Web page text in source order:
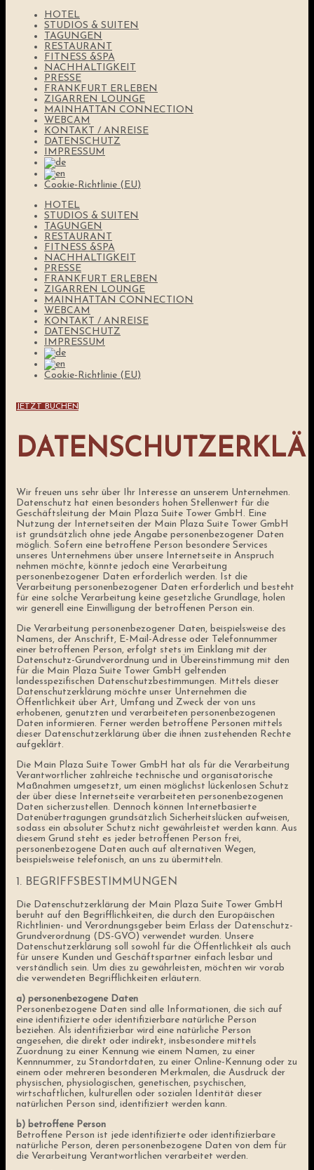
HOTEL
STUDIOS & SUITEN
TAGUNGEN
RESTAURANT
FITNESS &SPA
NACHHALTIGKEIT
PRESSE
FRANKFURT ERLEBEN
ZIGARREN LOUNGE
MAINHATTAN CONNECTION
WEBCAM
KONTAKT / ANREISE
DATENSCHUTZ
IMPRESSUM
Cookie-Richtlinie (EU)
HOTEL
STUDIOS & SUITEN
TAGUNGEN
RESTAURANT
FITNESS &SPA
NACHHALTIGKEIT
PRESSE
FRANKFURT ERLEBEN
ZIGARREN LOUNGE
MAINHATTAN CONNECTION
WEBCAM
KONTAKT / ANREISE
DATENSCHUTZ
IMPRESSUM
Cookie-Richtlinie (EU)
JETZT BUCHEN
Wir freuen uns sehr über Ihr Interesse an unserem Unternehmen.
Datenschutz hat einen besonders hohen Stellenwert für die
Geschäftsleitung der Main Plaza Suite Tower GmbH. Eine
Nutzung der Internetseiten der Main Plaza Suite Tower GmbH
ist grundsätzlich ohne jede Angabe personenbezogener Daten
möglich. Sofern eine betroffene Person besondere Services
unseres Unternehmens über unsere Internetseite in Anspruch
nehmen möchte, könnte jedoch eine Verarbeitung
personenbezogener Daten erforderlich werden. Ist die
Verarbeitung personenbezogener Daten erforderlich und besteht
für eine solche Verarbeitung keine gesetzliche Grundlage, holen
wir generell eine Einwilligung der betroffenen Person ein.
Die Verarbeitung personenbezogener Daten, beispielsweise des
Namens, der Anschrift, E-Mail-Adresse oder Telefonnummer
einer betroffenen Person, erfolgt stets im Einklang mit der
Datenschutz-Grundverordnung und in Übereinstimmung mit den
für die Main Plaza Suite Tower GmbH geltenden
landesspezifischen Datenschutzbestimmungen. Mittels dieser
Datenschutzerklärung möchte unser Unternehmen die
Öffentlichkeit über Art, Umfang und Zweck der von uns
erhobenen, genutzten und verarbeiteten personenbezogenen
Daten informieren. Ferner werden betroffene Personen mittels
dieser Datenschutzerklärung über die ihnen zustehenden Rechte
aufgeklärt.
Die Main Plaza Suite Tower GmbH hat als für die Verarbeitung
Verantwortlicher zahlreiche technische und organisatorische
Maßnahmen umgesetzt, um einen möglichst lückenlosen Schutz
der über diese Internetseite verarbeiteten personenbezogenen
Daten sicherzustellen. Dennoch können Internetbasierte
Datenübertragungen grundsätzlich Sicherheitslücken aufweisen,
sodass ein absoluter Schutz nicht gewährleistet werden kann. Aus
diesem Grund steht es jeder betroffenen Person frei,
personenbezogene Daten auch auf alternativen Wegen,
beispielsweise telefonisch, an uns zu übermitteln.
1. BEGRIFFSBESTIMMUNGEN
Die Datenschutzerklärung der Main Plaza Suite Tower GmbH
beruht auf den Begrifflichkeiten, die durch den Europäischen
Richtlinien- und Verordnungsgeber beim Erlass der Datenschutz-
Grundverordnung (DS-GVO) verwendet wurden. Unsere
Datenschutzerklärung soll sowohl für die Öffentlichkeit als auch
für unsere Kunden und Geschäftspartner einfach lesbar und
verständlich sein. Um dies zu gewährleisten, möchten wir vorab
die verwendeten Begrifflichkeiten erläutern.
a) personenbezogene Daten
Personenbezogene Daten sind alle Informationen, die sich auf
eine identifizierte oder identifizierbare natürliche Person
beziehen. Als identifizierbar wird eine natürliche Person
angesehen, die direkt oder indirekt, insbesondere mittels
Zuordnung zu einer Kennung wie einem Namen, zu einer
Kennnummer, zu Standortdaten, zu einer Online-Kennung oder zu
einem oder mehreren besonderen Merkmalen, die Ausdruck der
physischen, physiologischen, genetischen, psychischen,
wirtschaftlichen, kulturellen oder sozialen Identität dieser
natürlichen Person sind, identifiziert werden kann.
b) betroffene Person
Betroffene Person ist jede identifizierte oder identifizierbare
natürliche Person, deren personenbezogene Daten von dem für
die Verarbeitung Verantwortlichen verarbeitet werden.